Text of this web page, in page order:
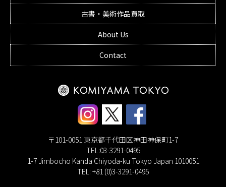
古書・美術作品買取
About Us
Contact
〒101-0051 東京都千代田区神田神保町1-7
TEL:03-3291-0495
1-7 Jimbocho Kanda Chiyoda-ku Tokyo Japan 1010051
TEL: +81 (0)3-3291-0495